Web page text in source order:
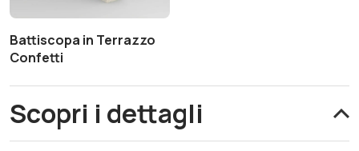
Battiscopa in Terrazzo
Confetti
Scopri i dettagli